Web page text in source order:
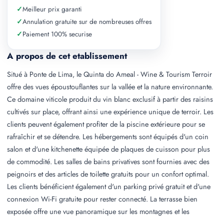
A propos de cet etablissement
Situé à Ponte de Lima, le Quinta do Ameal - Wine & Tourism Terroir
offre des vues époustouflantes sur la vallée et la nature environnante.
Ce domaine viticole produit du vin blanc exclusif à partir des raisins
cultivés sur place, offrant ainsi une expérience unique de terroir. Les
clients peuvent également profiter de la piscine extérieure pour se
rafraîchir et se détendre. Les hébergements sont équipés d'un coin
salon et d'une kitchenette équipée de plaques de cuisson pour plus
de commodité. Les salles de bains privatives sont fournies avec des
peignoirs et des articles de toilette gratuits pour un confort optimal.
Les clients bénéficient également d'un parking privé gratuit et d'une
connexion Wi-Fi gratuite pour rester connecté. La terrasse bien
exposée offre une vue panoramique sur les montagnes et les
✓Meilleur prix garanti
✓Annulation gratuite sur de nombreuses offres
✓Paiement 100% securise